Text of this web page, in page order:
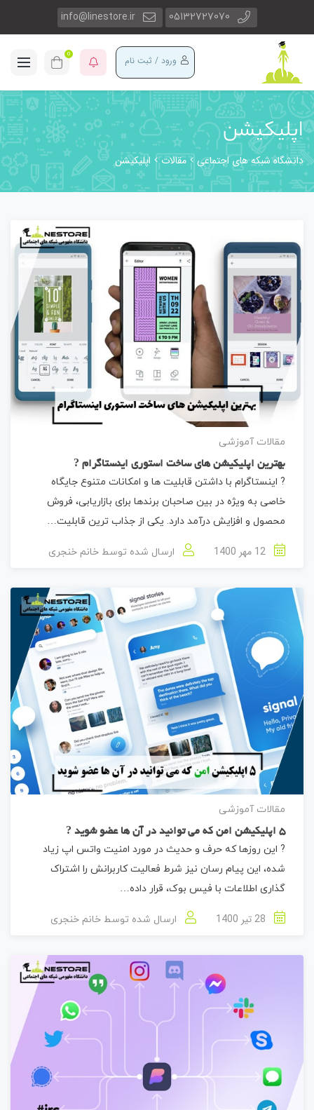
05132727070
info@linestore.ir
ورود / ثبت نام 0
اپلیکیشن
دانشگاه شبکه های اجتماعی مقالات اپلیکیشن
مقالات آموزشی
بهترین اپلیکیشن های ساخت استوری اینستاگرام ?
? اینستاگرام با داشتن قابلیت ها و امکانات متنوع جایگاه
خاصی به ویژه در بین صاحبان برندها برای بازاریابی، فروش
محصول و افزایش درآمد دارد. یکی از جذاب ترین قابلیت…
ارسال شده توسط خانم خنجری
مقالات آموزشی
5 اپلیکیشن امن که می توانید در آن ها عضو شوید ?
? این روزها که حرف و حدیث در مورد امنیت واتس اپ زیاد
شده، این پیام رسان نیز شرط فعالیت کاربرانش را اشتراک
گذاری اطلاعات با فیس بوک، قرار داده…
ارسال شده توسط خانم خنجری